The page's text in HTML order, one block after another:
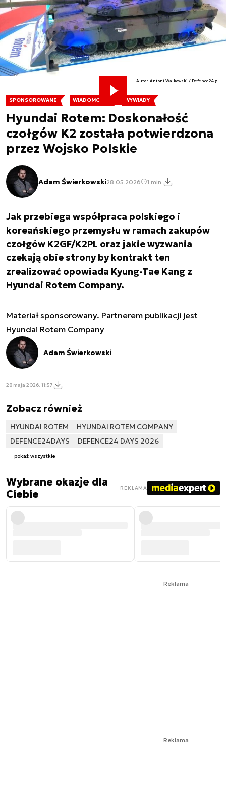
SPONSOROWANE WIADOMOŚCI WYWIADY
Hyundai Rotem: Doskonałość
czołgów K2 została potwierdzona
przez Wojsko Polskie
Adam Świerkowski28.05.2026 1 min.
Autor. Antoni Walkowski / Defence24.pl
Jak przebiega współpraca polskiego i
koreańskiego przemysłu w ramach zakupów
czołgów K2GF/K2PL oraz jakie wyzwania
czekają obie strony by kontrakt ten
zrealizować opowiada Kyung-Tae Kang z
Hyundai Rotem Company.
Materiał sponsorowany. Partnerem publikacji jest
Hyundai Rotem Company
Adam Świerkowski
28 maja 2026, 11:57
Zobacz również
HYUNDAI ROTEM
HYUNDAI ROTEM COMPANY
DEFENCE24DAYS
DEFENCE24 DAYS 2026
pokaż wszystkie
Wybrane okazje dla
Ciebie
REKLAMA
Reklama
Reklama